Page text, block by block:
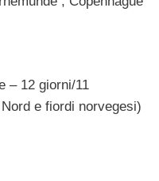
– 12 giorni/11
e fiordi norvegesi)